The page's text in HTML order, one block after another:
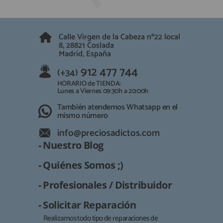
GUÍA DE COMPRA
(+34) 912 477 744
HORARIO de TIENDA:
Lunes a Viernes 09:30h a 20:00h
info@preciosadictos.com
Calle Virgen de la Cabeza nº22 local
8, 28821 Coslada
Madrid, España
(+34) 912 477 744
HORARIO de TIENDA:
Lunes a Viernes 09:30h a 20:00h
También atendemos Whatsapp en el
mismo número
info@preciosadictos.com
- Nuestro Blog
- Quiénes Somos ;)
- Profesionales / Distribuidor
- Solicitar Reparación
Realizamos todo tipo de reparaciones de